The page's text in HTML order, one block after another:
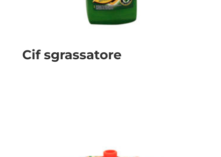
Cif sgrassatore